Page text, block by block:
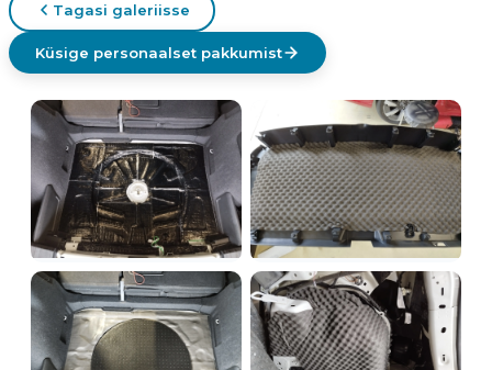
Tagasi galeriisse
Küsige personaalset pakkumist